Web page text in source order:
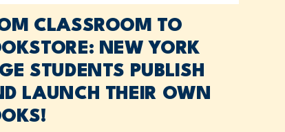
CLASSROOM TO
NEW YORK
STUDENTS PUBLISH
LAUNCH THEIR OWN